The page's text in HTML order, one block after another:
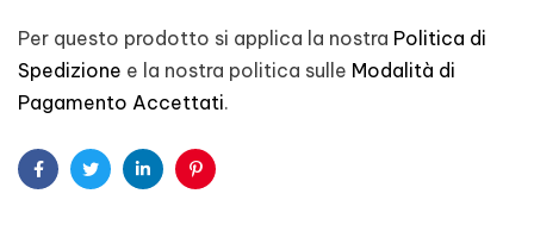
Per questo prodotto si applica la nostra Politica di
Spedizione e la nostra politica sulle Modalità di
Pagamento Accettati.
FacebookTwitterLinkedinPinterest